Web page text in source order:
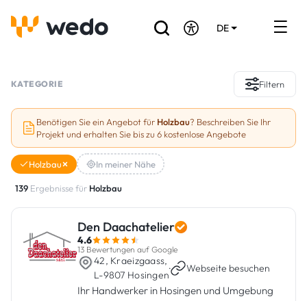
DE
Referenzen
Förderungen & Zuschüsse
Sind Sie Handwerker?
KATEGORIE Filtern
Benötigen Sie ein Angebot für Holzbau? Beschreiben Sie Ihr
Projekt und erhalten Sie bis zu 6 kostenlose Angebote
Holzbau In meiner Nähe
139 Ergebnisse für Holzbau
Den Daachatelier
4.6
13 Bewertungen auf Google
42, Kraeizgaass,
L-9807 Hosingen
· Webseite besuchen
Ihr Handwerker in Hosingen und Umgebung